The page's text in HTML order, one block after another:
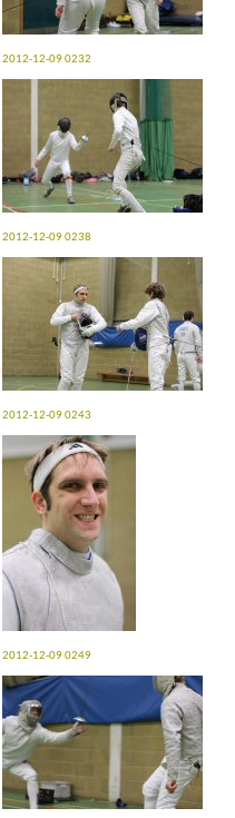
2012-12-09 0232
2012-12-09 0238
2012-12-09 0243
2012-12-09 0249